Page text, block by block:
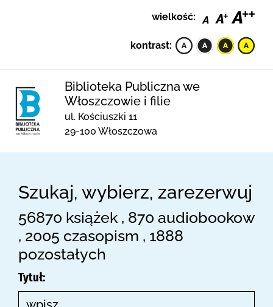
wielkość:
kontrast:
Biblioteka Publiczna we
Włoszczowie i filie
ul. Kościuszki 11
29-100 Włoszczowa
Szukaj, wybierz, zarezerwuj
56870 książek , 870 audiobookow
, 2005 czasopism , 1888
pozostałych
Tytuł: